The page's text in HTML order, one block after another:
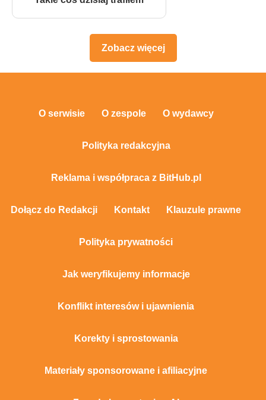
Zobacz więcej
O serwisie O zespole O wydawcy
Polityka redakcyjna
Reklama i współpraca z BitHub.pl
Dołącz do Redakcji Kontakt Klauzule prawne
Polityka prywatności
Jak weryfikujemy informacje
Konflikt interesów i ujawnienia
Korekty i sprostowania
Materiały sponsorowane i afiliacyjne